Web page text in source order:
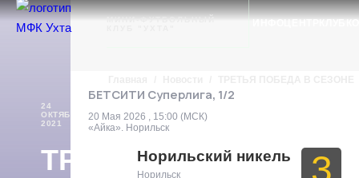
Ухта
МИНИ-ФУТБОЛЬНЫЙ
24
ОКТЯБРЯ
2021
НОВОСТИ
ТРЕТЬЯ
БЕТСИТИ Суперлига, 1/2
20 Мая 2026 , 15:00 (МСК)
«Айка». Норильск
Норильский никель
Норильск